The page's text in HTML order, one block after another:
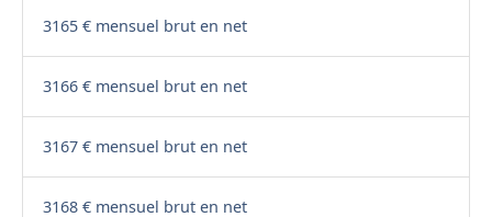
3165 € mensuel brut en net
3166 € mensuel brut en net
3167 € mensuel brut en net
3168 € mensuel brut en net